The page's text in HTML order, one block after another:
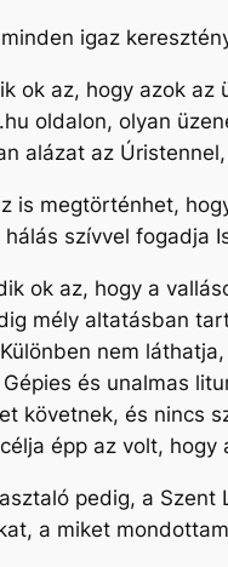
igaz
ok az, hogy azok
oldalon, olyan
alázat az
is megtörténhet,
hálás szívvel fogadja
ok az, hogy a
mély altatásban
nem
és unalmas
követnek, és nincs
épp az volt,
pedig, a
a miket